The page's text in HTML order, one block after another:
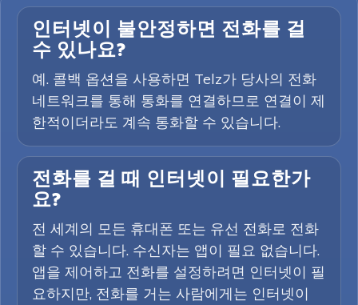
인터넷이 불안정하면 전화를 걸
수 있나요?
예. 콜백 옵션을 사용하면 Telz가 당사의 전화
네트워크를 통해 통화를 연결하므로 연결이 제
한적이더라도 계속 통화할 수 있습니다.
전화를 걸 때 인터넷이 필요한가
요?
전 세계의 모든 휴대폰 또는 유선 전화로 전화
할 수 있습니다. 수신자는 앱이 필요 없습니다.
앱을 제어하고 전화를 설정하려면 인터넷이 필
요하지만, 전화를 거는 사람에게는 인터넷이